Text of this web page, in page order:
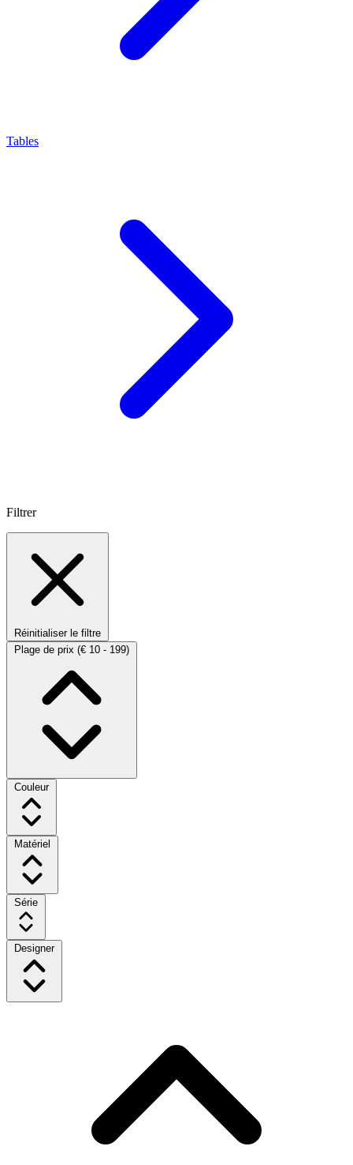
Tables
Filtrer
Réinitialiser le filtre
Plage de prix (€ 10 - 199)
Couleur
Matériel
Série
Designer